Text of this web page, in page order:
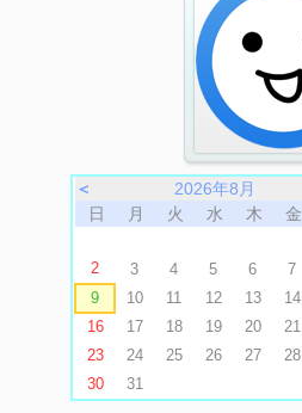
＜ 2026年8月
日
月 火 水 木 金
2
3 4 5 6 7
9
10 11 12 13 14
16
17 18 19 20 21
23
24 25 26 27 28
30
31